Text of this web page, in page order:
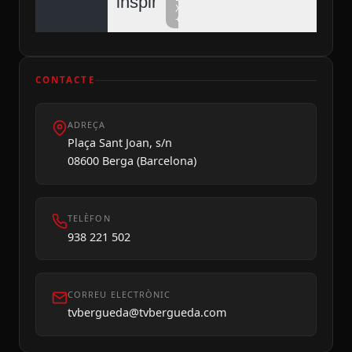
Dilluns 10
Xarxa
+
CONTACTE
ADREÇA
Plaça Sant Joan, s/n
08600 Berga (Barcelona)
TELÈFON
938 221 502
CORREU ELECTRÒNIC
tvbergueda@tvbergueda.com